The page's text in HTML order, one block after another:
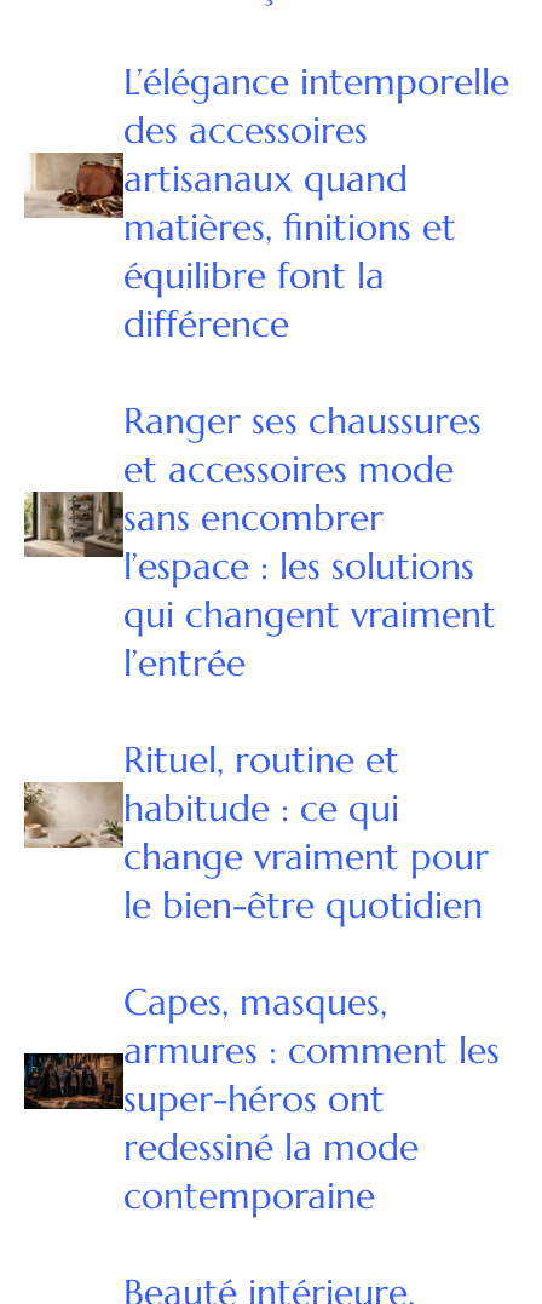
L’élégance intemporelle
des accessoires
artisanaux quand
matières, finitions et
équilibre font la
différence
Ranger ses chaussures
et accessoires mode
sans encombrer
l’espace : les solutions
qui changent vraiment
l’entrée
Rituel, routine et
habitude : ce qui
change vraiment pour
le bien-être quotidien
Capes, masques,
armures : comment les
super-héros ont
redessiné la mode
contemporaine
Beauté intérieure,